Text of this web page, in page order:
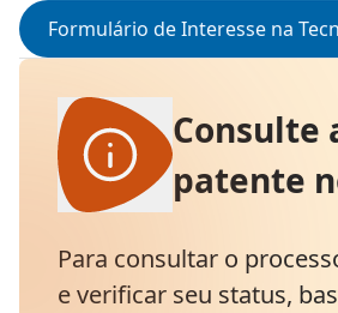
Formulário de Interesse na
Consulte
patente
Para consultar o
e verificar seu status,